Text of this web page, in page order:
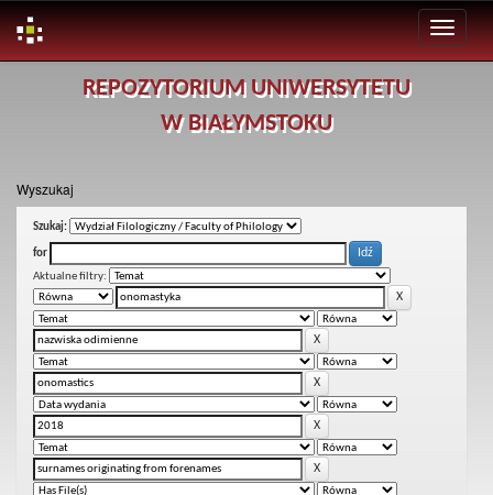
REPOZYTORIUM UNIWERSYTETU
W BIAŁYMSTOKU
Wyszukaj
Szukaj:
for
Aktualne filtry: